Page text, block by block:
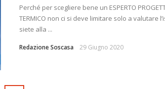
Perché per scegliere bene un ESPERTO
TERMICO non ci si deve limitare solo a valutare
siete alla ...
Redazione Soscasa 29 Giugno 2020